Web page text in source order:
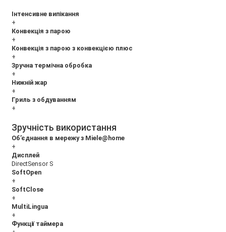
Інтенсивне випікання
+
Конвекція з парою
+
Конвекція з парою з конвекцією плюс
+
Зручна термічна обробка
+
Нижній жар
+
Гриль з обдуванням
+
Зручність використання
Об’єднання в мережу з Miele@home
+
Дисплей
DirectSensor S
SoftOpen
+
SoftClose
+
MultiLingua
+
Функції таймера